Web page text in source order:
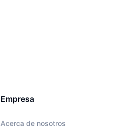
Empresa
Acerca de nosotros